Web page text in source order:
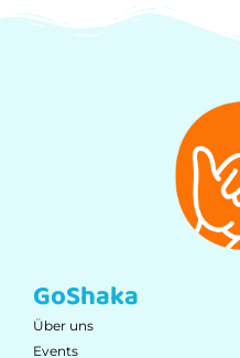
GoShaka
Über uns
Events